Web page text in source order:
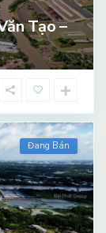
Tạo –
Đang Bán